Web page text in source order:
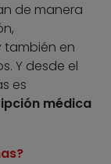
de manera
también en
Y desde el
es
médica